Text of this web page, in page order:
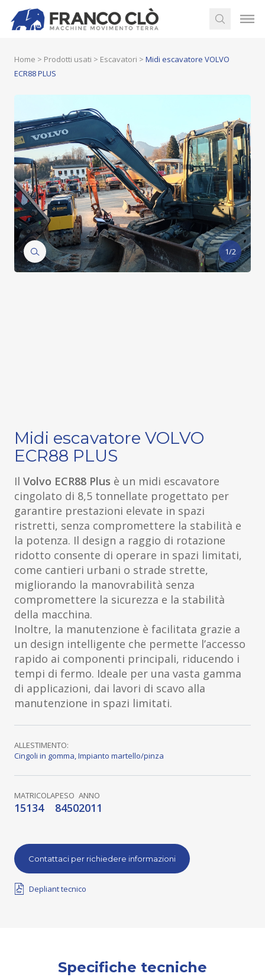
Home > Prodotti usati > Escavatori > Midi escavatore VOLVO
ECR88 PLUS
1/2
Midi escavatore VOLVO
ECR88 PLUS
Il Volvo ECR88 Plus è un midi escavatore
cingolato di 8,5 tonnellate progettato per
garantire prestazioni elevate in spazi
ristretti, senza compromettere la stabilità e
la potenza. Il design a raggio di rotazione
ridotto consente di operare in spazi limitati,
come cantieri urbani o strade strette,
migliorando la manovrabilità senza
compromettere la sicurezza e la stabilità
della macchina.
Inoltre, la manutenzione è facilitata grazie a
un design intelligente che permette l’accesso
rapido ai componenti principali, riducendo i
tempi di fermo. Ideale per una vasta gamma
di applicazioni, dai lavori di scavo alla
manutenzione in spazi limitati.
ALLESTIMENTO:
Cingoli in gomma,Impianto martello/pinza
MATRICOLA
15134
PESO
8450
ANNO
2011
Contattaci per richiedere informazioni
Depliant tecnico
Specifiche tecniche